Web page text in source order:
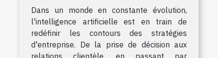
Dans un monde en constante évolution,
l'intelligence artificielle est en train de
redéfinir les contours des stratégies
d'entreprise. De la prise de décision aux